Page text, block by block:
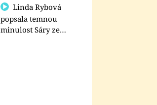
Linda Rybová
popsala temnou
minulost Sáry ze